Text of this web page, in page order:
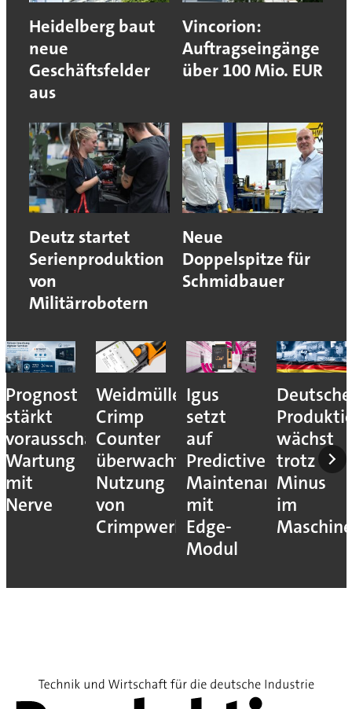
Heidelberg baut
neue
Geschäftsfelder
aus
Vincorion:
Auftragseingänge
über 100 Mio. EUR
Deutz startet
Serienproduktion
von
Militärrobotern
Neue
Doppelspitze für
Schmidbauer
Prognost
stärkt
vorausschauende
Wartung
mit
Nerve
Weidmüller:
Crimp
Counter
überwacht
Nutzung
von
Crimpwerkzeugen
Igus
setzt
auf
Predictive
Maintenance
mit
Edge-
Modul
Deutsche
wächst
trotz
Minus
im